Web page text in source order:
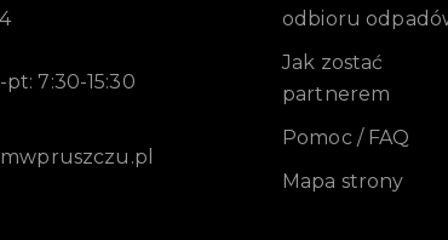
7:30-15:30
odbioru
Jak zostać
partnerem
Pomoc / FAQ
Mapa strony